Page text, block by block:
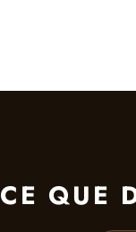
CE QUE